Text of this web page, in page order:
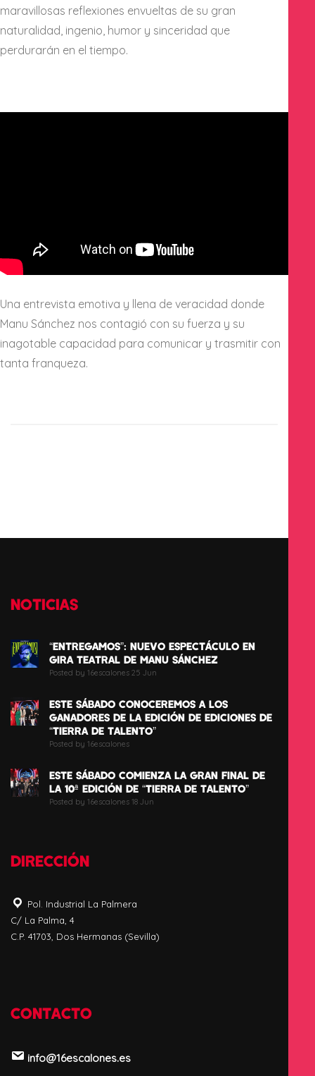
maravillosas reflexiones envueltas de su gran
naturalidad, ingenio, humor y sinceridad que
perdurarán en el tiempo.
Una entrevista emotiva y llena de veracidad donde
Manu Sánchez nos contagió con su fuerza y su
inagotable capacidad para comunicar y trasmitir con
tanta franqueza.
NOTICIAS
“ENTREGAMOS”: NUEVO ESPECTÁCULO EN
GIRA TEATRAL DE MANU SÁNCHEZ
Posted by 16escalones 25 Jun
ESTE SÁBADO CONOCEREMOS A LOS
GANADORES DE LA EDICIÓN DE EDICIONES DE
“TIERRA DE TALENTO”
Posted by 16escalones
ESTE SÁBADO COMIENZA LA GRAN FINAL DE
LA 10ª EDICIÓN DE “TIERRA DE TALENTO”
Posted by 16escalones 18 Jun
DIRECCIÓN
Pol. Industrial La Palmera
C/ La Palma, 4
C.P. 41703, Dos Hermanas (Sevilla)
CONTACTO
info@16escalones.es